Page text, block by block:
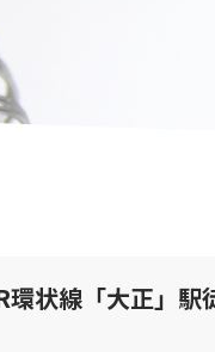
状線「大正」駅